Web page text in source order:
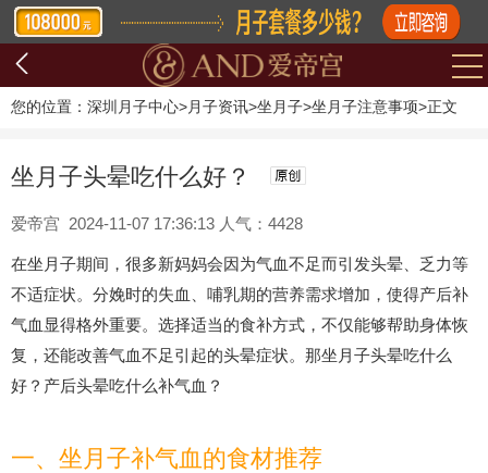
您的位置： 深圳月子中心>月子资讯>坐月子>坐月子注意事项>正文
坐月子头晕吃什么好？
爱帝宫 2024-11-07 17:36:13 人气：4428
在坐月子期间，很多新妈妈会因为气血不足而引发头晕、乏力等
不适症状。分娩时的失血、哺乳期的营养需求增加，使得产后补
气血显得格外重要。选择适当的食补方式，不仅能够帮助身体恢
复，还能改善气血不足引起的头晕症状。那坐月子头晕吃什么
好？产后头晕吃什么补气血？
一、坐月子补气血的食材推荐